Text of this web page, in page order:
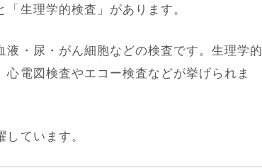
生理学的検査」があります。
・尿・がん細胞などの検査です。生理学的
電図検査やエコー検査などが挙げられま
ています。